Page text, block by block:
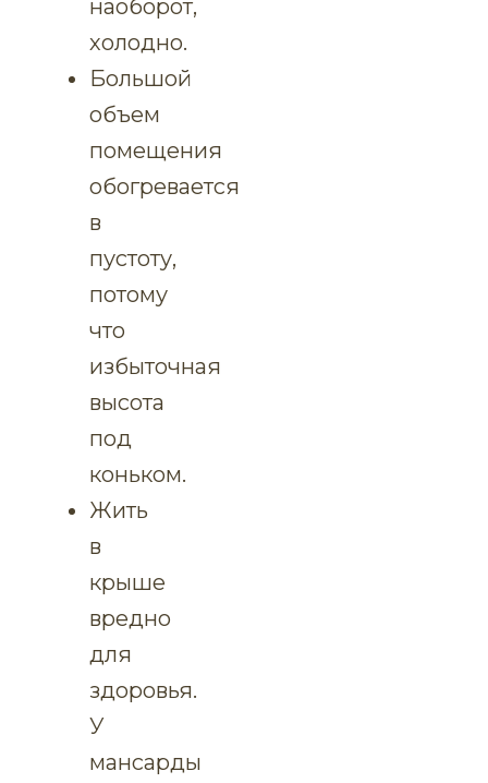
наоборот,
холодно.
Большой
объем
помещения
обогревается
в
пустоту,
потому
что
избыточная
высота
под
коньком.
Жить
в
крыше
вредно
для
здоровья.
У
мансарды